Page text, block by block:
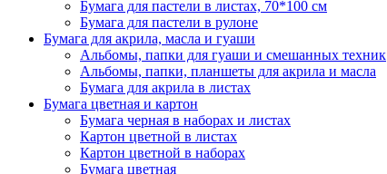
Бумага для пастели в листах, 70*100 см
Бумага для пастели в рулоне
Бумага для акрила, масла и гуаши
Альбомы, папки для гуаши и смешанных техник
Альбомы, папки, планшеты для акрила и масла
Бумага для акрила в листах
Бумага цветная и картон
Бумага черная в наборах и листах
Картон цветной в листах
Картон цветной в наборах
Бумага цветная